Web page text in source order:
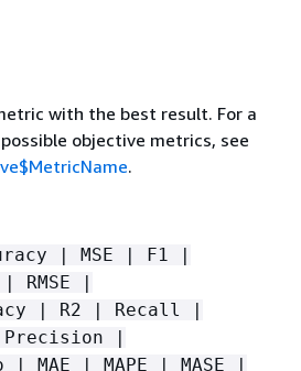
with the best result. For a
objective metrics, see
.
| MSE | F1 |
RMSE |
| R2 | Recall |
Precision |
| MAE | MAPE | MASE |